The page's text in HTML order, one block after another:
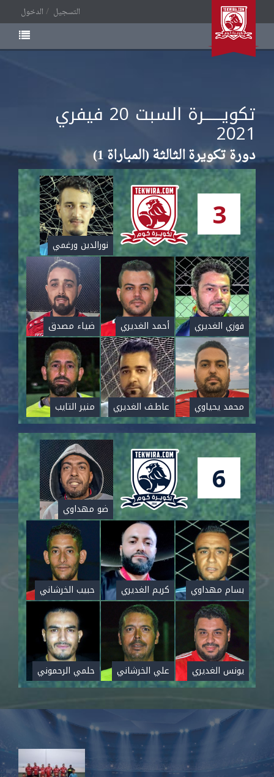
الدخول التسجيل
تكويــــــرة السبت 20 فيفري
2021
دورة تكويرة الثالثة (المباراة 1)
3
نورالدين ورغمي
فوزي الغديري أحمد الغديري ضياء مصدق
محمد يحياوي عاطـف الغديري منير التايب
6
ضو مهداوي
بسام مهداوي كريم الغديري حبيب الخرشاني
يونس الغديري علي الخرشاني حلمي الرحموني